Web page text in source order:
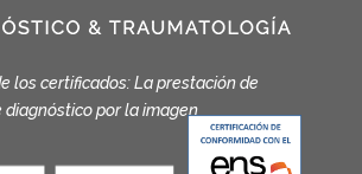
los certificados: La prestación de
diagnóstico por la imagen